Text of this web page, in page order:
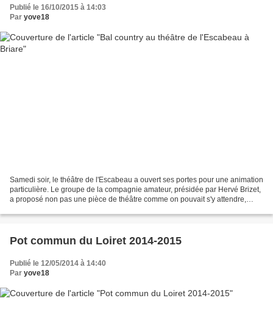
Publié le 16/10/2015 à 14:03
Par yove18
Samedi soir, le théâtre de l'Escabeau a ouvert ses portes pour une animation
particulière. Le groupe de la compagnie amateur, présidée par Hervé Brizet,
a proposé non pas une pièce de théâtre comme on pouvait s'y attendre,
Pot commun du Loiret 2014-2015
Publié le 12/05/2014 à 14:40
Par yove18